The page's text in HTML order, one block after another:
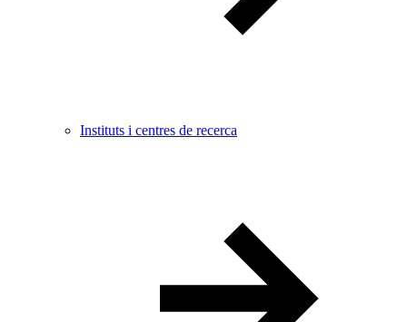
Instituts i centres de recerca